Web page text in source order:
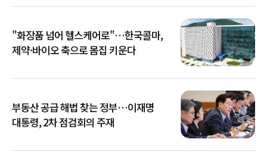
"화장품 넘어 헬스케어로"…한국콜마,
제약·바이오 축으로 몸집 키운다
부동산 공급 해법 찾는 정부…이재명
대통령, 2차 점검회의 주재